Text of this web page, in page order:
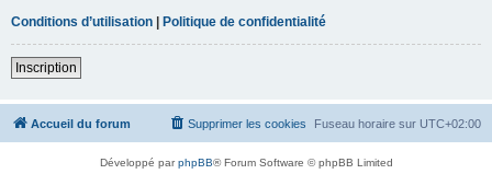
Conditions d’utilisation | Politique de confidentialité
Inscription
Accueil du forum Fuseau horaire sur UTC+02:00
Supprimer les cookies
Développé parphpBB® Forum Software © phpBB Limited